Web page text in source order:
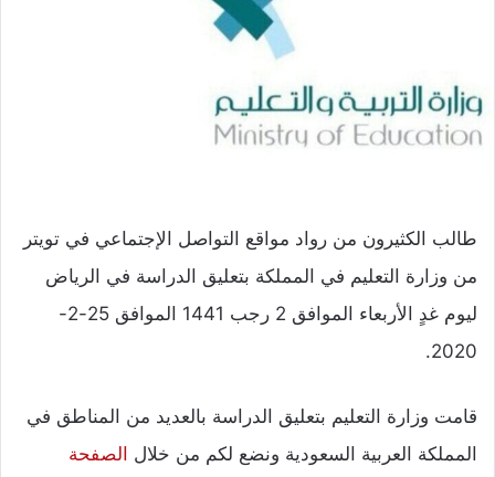
طالب الكثيرون من رواد مواقع التواصل الإجتماعي في تويتر
من وزارة التعليم في المملكة بتعليق الدراسة في الرياض
ليوم غدٍ الأربعاء الموافق 2 رجب 1441 الموافق 25-2-
2020.
قامت وزارة التعليم بتعليق الدراسة بالعديد من المناطق في
المملكة العربية السعودية ونضع لكم من خلال الصفحة